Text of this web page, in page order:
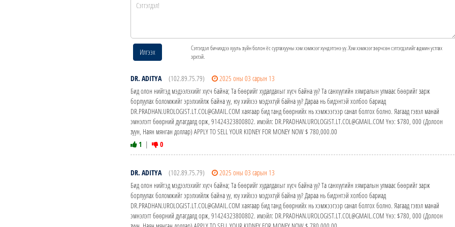
Илгээх
Сэтгэгдэл бичихдээ хууль зүйн болон ёс суртахууны хэм хэмжээг хүндэтгэнэ үү. Хэм хэмжээг зөрчсөн сэтгэгдэлийг админ устгах
эрхтэй.
DR. ADITYA (102.89.75.79)
2025 оны 03 сарын 13
Бид олон нийтэд мэдээлэхийг хүсч байна; Та бөөрийг худалдахыг хүсч байна уу? Та санхүүгийн хямралын улмаас бөөрийг зарж
борлуулах боломжийг эрэлхийлж байна уу, юу хийхээ мэдэхгүй байна уу? Дараа нь бидэнтэй холбоо бариад
DR.PRADHAN.UROLOGIST.LT.COL@GMAIL.COM хаягаар бид танд бөөрнийх нь хэмжээгээр санал болгох болно. Яагаад гэвэл манай
эмнэлэгт бөөрний дутагдалд орж, 91424323800802. имэйл: DR.PRADHAN.UROLOGIST.LT.COL@GMAIL.COM Yнэ: $780, 000 (Долоон
зуун, Наян мянган доллар) APPLY TO SELL YOUR KIDNEY FOR MONEY NOW $ 780,000.00
1 | 0
DR. ADITYA (102.89.75.79)
2025 оны 03 сарын 13
Бид олон нийтэд мэдээлэхийг хүсч байна; Та бөөрийг худалдахыг хүсч байна уу? Та санхүүгийн хямралын улмаас бөөрийг зарж
борлуулах боломжийг эрэлхийлж байна уу, юу хийхээ мэдэхгүй байна уу? Дараа нь бидэнтэй холбоо бариад
DR.PRADHAN.UROLOGIST.LT.COL@GMAIL.COM хаягаар бид танд бөөрнийх нь хэмжээгээр санал болгох болно. Яагаад гэвэл манай
эмнэлэгт бөөрний дутагдалд орж, 91424323800802. имэйл: DR.PRADHAN.UROLOGIST.LT.COL@GMAIL.COM Yнэ: $780, 000 (Долоон